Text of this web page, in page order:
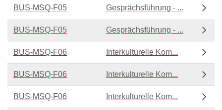
BUS-MSQ-F05 Gesprächsführung - ...
BUS-MSQ-F05 Gesprächsführung - ...
BUS-MSQ-F06 Interkulturelle Kom...
BUS-MSQ-F06 Interkulturelle Kom...
BUS-MSQ-F06 Interkulturelle Kom...